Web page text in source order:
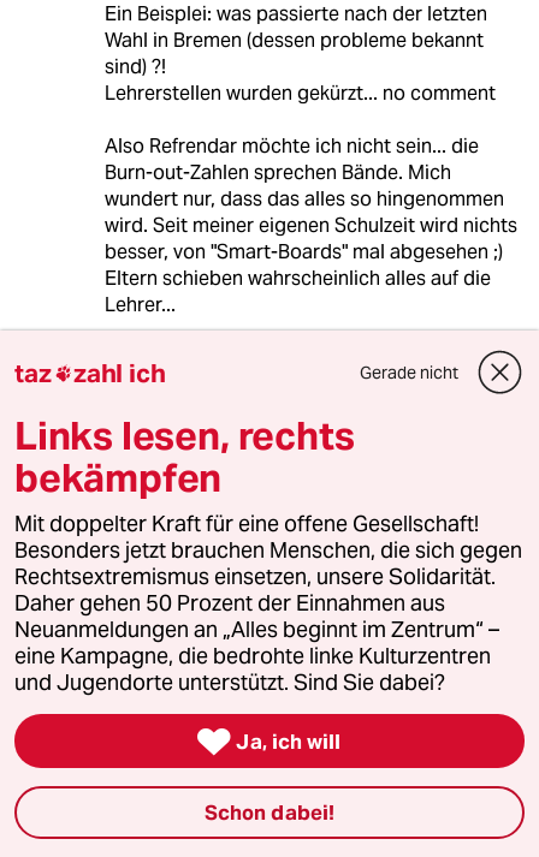
Ein Beisplei: was passierte nach der letzten
Wahl in Bremen (dessen probleme bekannt
sind) ?!
Lehrerstellen wurden gekürzt... no comment
Also Refrendar möchte ich nicht sein... die
Burn-out-Zahlen sprechen Bände. Mich
wundert nur, dass das alles so hingenommen
wird. Seit meiner eigenen Schulzeit wird nichts
besser, von "Smart-Boards" mal abgesehen ;)
Eltern schieben wahrscheinlich alles auf die
Lehrer...
armes Deutschland. Wenig Kinder und die auch
noch "dummgespart". Bin ich froh, nicht mehr
Schönen Gruß
DJ Dirk Jäckel
05.12.2011,10:02 Uhr
Ich kann in diesem Land nur jedem abraten,
Lehrer zu werden, und bin heilfroh, selbst auf
die "Privilegien" des Lehrerberufs verzichtet
zuhaben. Es ist nun mal nicht einfach, nachdem
man 30 teils Lernunwillige irgendwie bändigen
musste und sich mit entweder
herumplagen musste, sich von Politikern
(Schröder) oder Journalisten die eigene
taz zahl ich Gerade nicht
Links lesen, rechts
bekämpfen
Mit doppelter Kraft für eine offene Gesellschaft!
Besonders jetzt brauchen Menschen, die sich gegen
Rechtsextremismus einsetzen, unsere Solidarität.
Daher gehen 50 Prozent der Einnahmen aus
Neuanmeldungen an „Alles beginnt im Zentrum“ –
eine Kampagne, die bedrohte linke Kulturzentren
und Jugendorte unterstützt. Sind Sie dabei?
 Ja, ich will
Schon dabei!